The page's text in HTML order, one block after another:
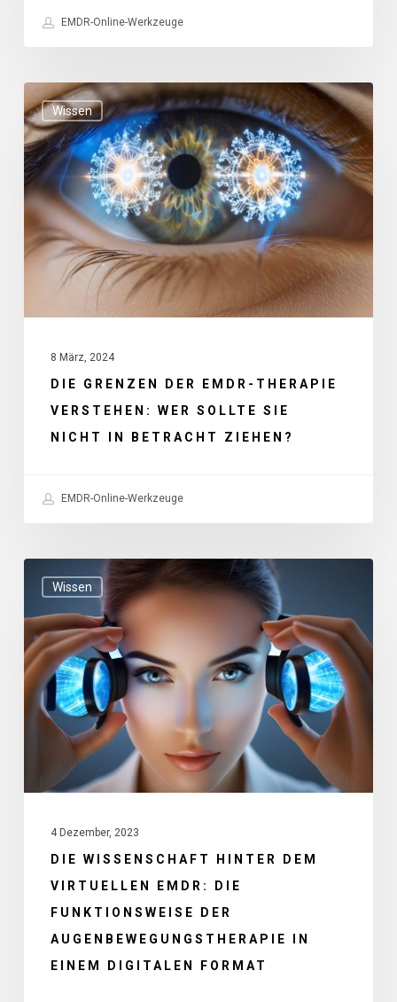
EMDR-Online-Werkzeuge
Wissen
Die
Grenzen
der
EMDR-
Therapie
verstehen:
Wer
Betracht
ziehen?
8 März, 2024
DIE GRENZEN DER EMDR-THERAPIE
VERSTEHEN: WER SOLLTE SIE
NICHT IN BETRACHT ZIEHEN?
EMDR-Online-Werkzeuge
Wissen
Wissenschaft
hinter
dem
virtuellen
EMDR:
Funktionsweise
einem
digitalen
Format
4 Dezember, 2023
DIE WISSENSCHAFT HINTER DEM
VIRTUELLEN EMDR: DIE
FUNKTIONSWEISE DER
AUGENBEWEGUNGSTHERAPIE IN
EINEM DIGITALEN FORMAT